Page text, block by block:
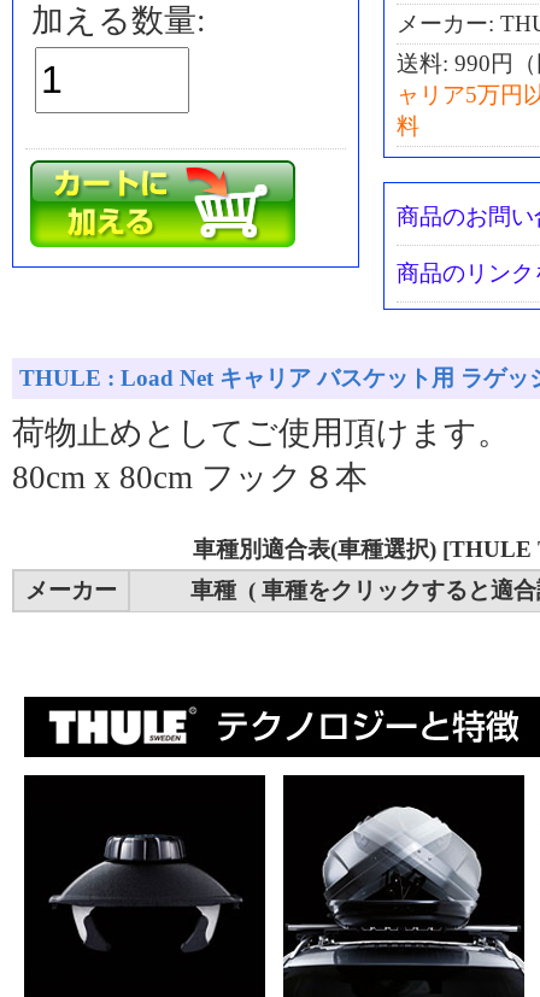
メーカー:
送料: 990円
ャリア5万円
料
加える数量:
商品のお問い
商品のリン
THULE : Load Net キャリア バスケット用 ラゲッ
荷物止めとしてご使用頂けます。
80cm x 80cm フック８本
車種別適合表(車種選択) [THULE
メーカー
車種 ( 車種をクリックすると適